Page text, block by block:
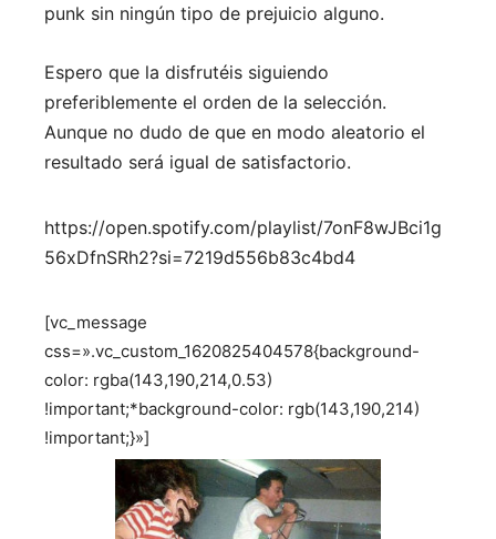
punk sin ningún tipo de prejuicio alguno.
Espero que la disfrutéis siguiendo
preferiblemente el orden de la selección.
Aunque no dudo de que en modo aleatorio el
resultado será igual de satisfactorio.
https://open.spotify.com/playlist/7onF8wJBci1g
56xDfnSRh2?si=7219d556b83c4bd4
[vc_message
css=».vc_custom_1620825404578{background-
color: rgba(143,190,214,0.53)
!important;*background-color: rgb(143,190,214)
!important;}»]